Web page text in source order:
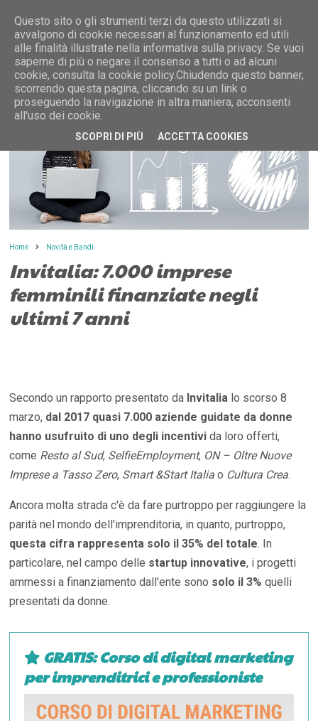
MENU
Home Novità e Bandi
Invitalia: 7.000 imprese
femminili finanziate negli
ultimi 7 anni
Secondo un rapporto presentato da Invitalia lo scorso 8
marzo, dal 2017 quasi 7.000 aziende guidate da donne
hanno usufruito di uno degli incentivida loro offerti,
come Resto al Sud, SelfieEmployment, ON – Oltre Nuove
Imprese a Tasso Zero, Smart &Start Italia o Cultura Crea.
Ancora molta strada c'è da fare purtroppo per raggiungere la
parità nel mondo dell'imprenditoria, in quanto, purtroppo,
questa cifra rappresenta solo il 35% del totale. In
particolare, nel campo delle startup innovative, i progetti
ammessi a finanziamento dall'ente sono solo il 3% quelli
presentati da donne.
GRATIS: Corso di digital marketing
per imprenditrici e professioniste
Questo sito o gli strumenti terzi da questo utilizzati si
avvalgono di cookie necessari al funzionamento ed utili
alle finalità illustrate nella informativa sulla privacy. Se vuoi
saperne di più o negare il consenso a tutti o ad alcuni
cookie, consulta la cookie policy.Chiudendo questo banner,
scorrendo questa pagina, cliccando su un link o
proseguendo la navigazione in altra maniera, acconsenti
all'uso dei cookie.
SCOPRI DI PIÙ ACCETTA COOKIES